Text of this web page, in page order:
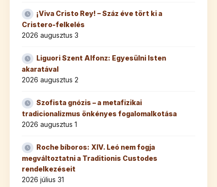
¡Viva Cristo Rey! – Száz éve tört ki a
Cristero-felkelés
2026 augusztus 3
Liguori Szent Alfonz: Egyesülni Isten
akaratával
2026 augusztus 2
Szofista gnózis – a metafizikai
tradicionalizmus önkényes fogalomalkotása
2026 augusztus 1
Roche bíboros: XIV. Leó nem fogja
megváltoztatni a Traditionis Custodes
rendelkezéseit
2026 július 31